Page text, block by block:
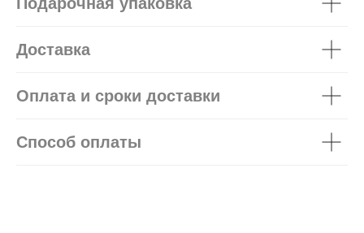
Доставка
Оплата и сроки доставки
Способ оплаты